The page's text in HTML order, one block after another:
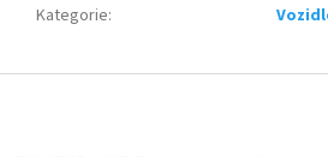
Kategorie: